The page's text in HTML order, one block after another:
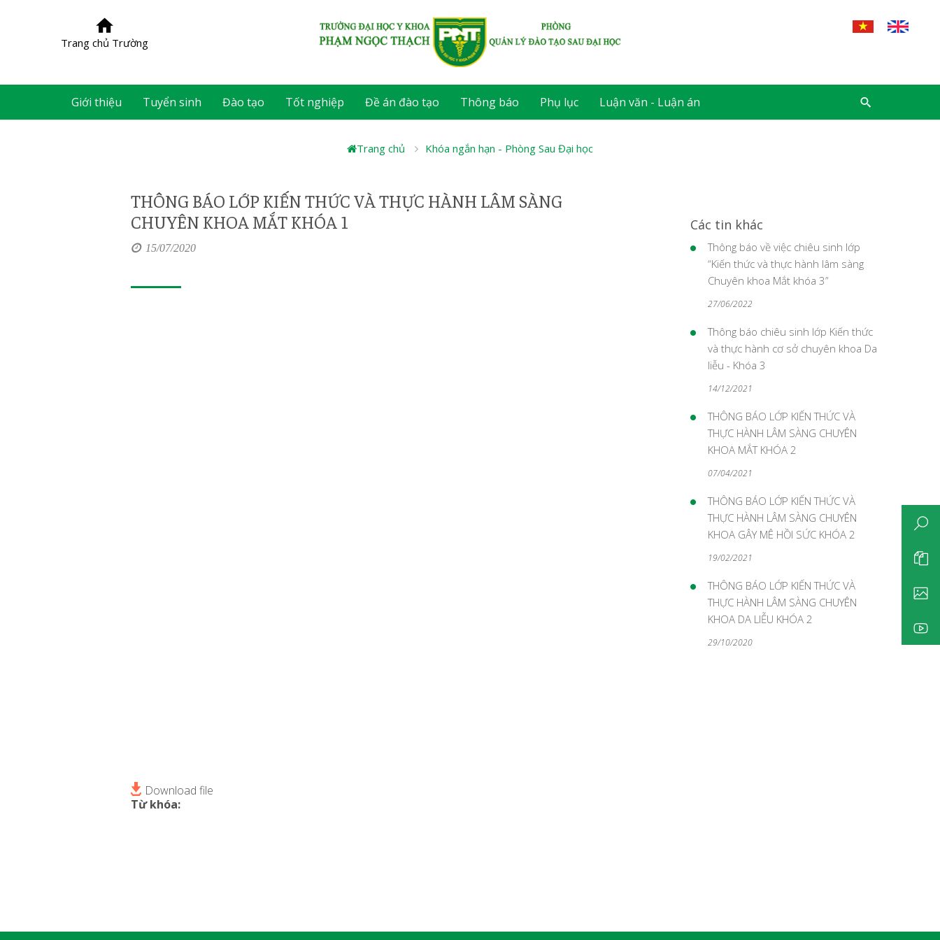
Trang chủ Trường
Giới thiệu Tuyển sinh Đào tạo Tốt nghiệp Đề án đào tạo Thông báo Phụ lục Luận văn - Luận án
Trang chủ Khóa ngắn hạn - Phòng Sau Đại học
THÔNG BÁO LỚP KIẾN THỨC VÀ THỰC HÀNH LÂM SÀNG
CHUYÊN KHOA MẮT KHÓA 1
15/07/2020
Download file
Từ khóa:
Các tin khác
Thông báo về việc chiêu sinh lớp
“Kiến thức và thực hành lâm sàng
Chuyên khoa Mắt khóa 3”
27/06/2022
Thông báo chiêu sinh lớp Kiến thức
và thực hành cơ sở chuyên khoa Da
liễu - Khóa 3
14/12/2021
THÔNG BÁO LỚP KIẾN THỨC VÀ
THỰC HÀNH LÂM SÀNG CHUYÊN
KHOA MẮT KHÓA 2
07/04/2021
THÔNG BÁO LỚP KIẾN THỨC VÀ
THỰC HÀNH LÂM SÀNG CHUYÊN
KHOA GÂY MÊ HỒI SỨC KHÓA 2
19/02/2021
THÔNG BÁO LỚP KIẾN THỨC VÀ
THỰC HÀNH LÂM SÀNG CHUYÊN
KHOA DA LIỄU KHÓA 2
29/10/2020